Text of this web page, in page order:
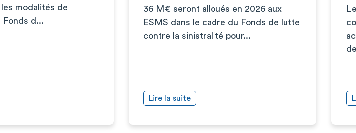
modalités de
Fonds d...
36 M€ seront alloués en 2026 aux
ESMS dans le cadre du Fonds de lutte
contre la sinistralité pour...
Lire la suite